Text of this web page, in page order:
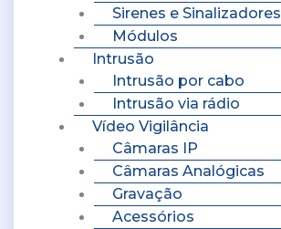
Sirenes e Sinalizadores
Módulos
Intrusão
Intrusão por cabo
Intrusão via rádio
Vídeo Vigilância
Câmaras IP
Câmaras Analógicas
Gravação
Acessórios